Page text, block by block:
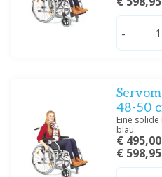
-
48-50
Eine
blau
€ 495,00
€ 598,95